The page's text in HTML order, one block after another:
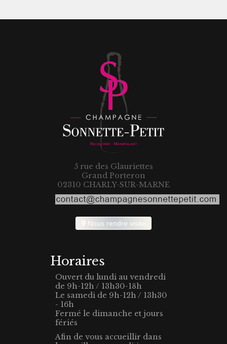
5 rue des Glauriettes
Grand Porteron
02310 CHARLY-SUR-MARNE
Nous rendre visite
Horaires
Ouvert du lundi au vendredi
de 9h-12h / 13h30-18h
Le samedi de 9h-12h / 13h30
- 16h
Fermé le dimanche et jours
fériés
Afin de vous accueillir dans